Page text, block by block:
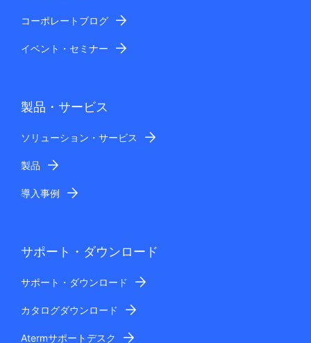
コーポレートブログ
イベント・セミナー
製品・サービス
ソリューション・サービス
製品
導入事例
サポート・ダウンロード
サポート・ダウンロード
カタログダウンロード
Atermサポートデスク